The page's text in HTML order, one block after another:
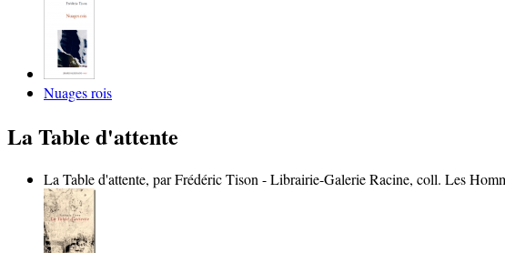
Nuages rois
La Table d'attente
La Table d'attente, par Frédéric Tison - Librairie-Galerie Racine, coll. Les